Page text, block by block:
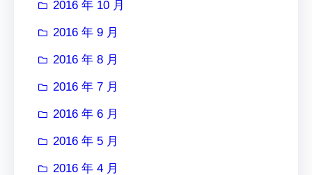
2016 年 10 月
2016 年 9 月
2016 年 8 月
2016 年 7 月
2016 年 6 月
2016 年 5 月
2016 年 4 月